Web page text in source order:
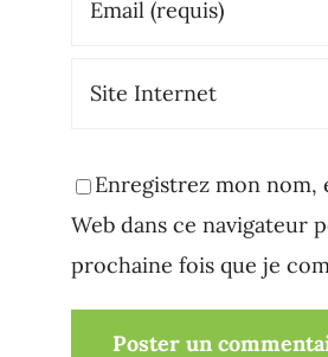
Enregistrez mon nom,
Web dans ce navigateur
prochaine fois que je